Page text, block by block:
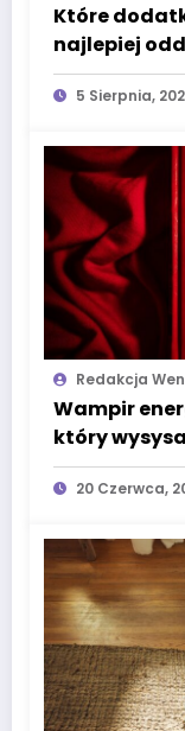
Które
najlepiej
5 Sierpnia,
Redakcja
Wampir
który
życiową moc
20 Czerwca,